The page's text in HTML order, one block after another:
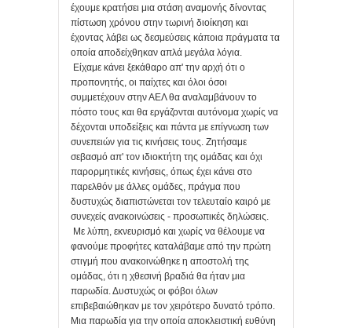
έχουμε κρατήσει μια στάση αναμονής δίνοντας
πίστωση χρόνου στην τωρινή διοίκηση και
έχοντας λάβει ως δεσμεύσεις κάποια πράγματα τα
οποία αποδείχθηκαν απλά μεγάλα λόγια.
Είχαμε κάνει ξεκάθαρο απ' την αρχή ότι ο
προπονητής, οι παίχτες και όλοι όσοι
συμμετέχουν στην ΑΕΛ θα αναλαμβάνουν το
πόστο τους και θα εργάζονται αυτόνομα χωρίς να
δέχονται υποδείξεις και πάντα με επίγνωση των
συνεπειών για τις κινήσεις τους. Ζητήσαμε
σεβασμό απ' τον ιδιοκτήτη της ομάδας και όχι
παρορμητικές κινήσεις, όπως έχει κάνει στο
παρελθόν με άλλες ομάδες, πράγμα που
δυστυχώς διαπιστώνεται τον τελευταίο καιρό με
συνεχείς ανακοινώσεις - προσωπικές δηλώσεις.
Με λύπη, εκνευρισμό και χωρίς να θέλουμε να
φανούμε προφήτες καταλάβαμε από την πρώτη
στιγμή που ανακοινώθηκε η αποστολή της
ομάδας, ότι η χθεσινή βραδιά θα ήταν μια
παρωδία. Δυστυχώς οι φόβοι όλων
επιβεβαιώθηκαν με τον χειρότερο δυνατό τρόπο.
Μια παρωδία για την οποία αποκλειστική ευθύνη